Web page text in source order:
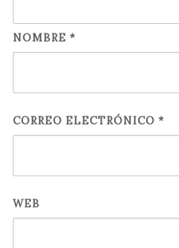
NOMBRE *
CORREO ELECTRÓNICO *
WEB